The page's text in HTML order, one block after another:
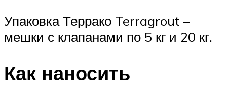
Упаковка Террако Terragrout –
мешки с клапанами по 5 кг и 20 кг.
Как наносить